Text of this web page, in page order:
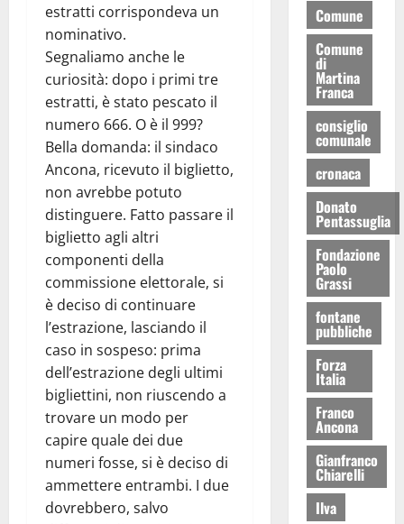
estratti corrispondeva un
nominativo.
Segnaliamo anche le
curiosità: dopo i primi tre
estratti, è stato pescato il
numero 666. O è il 999?
Bella domanda: il sindaco
Ancona, ricevuto il biglietto,
non avrebbe potuto
distinguere. Fatto passare il
biglietto agli altri
componenti della
commissione elettorale, si
è deciso di continuare
l’estrazione, lasciando il
caso in sospeso: prima
dell’estrazione degli ultimi
bigliettini, non riuscendo a
trovare un modo per
capire quale dei due
numeri fosse, si è deciso di
ammettere entrambi. I due
dovrebbero, salvo
Comune
Comune
di
Martina
Franca
consiglio
comunale
cronaca
Donato
Pentassuglia
Fondazione
Paolo
Grassi
fontane
pubbliche
Forza
Italia
Franco
Ancona
Gianfranco
Chiarelli
Ilva